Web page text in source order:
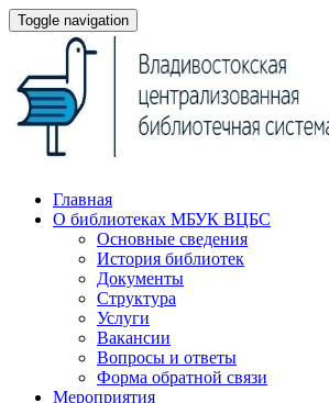
Toggle navigation
Главная
О библиотеках МБУК ВЦБС
Основные сведения
История библиотек
Документы
Структура
Услуги
Вакансии
Вопросы и ответы
Форма обратной связи
Мероприятия